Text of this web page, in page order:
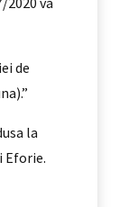
de
la
Eforie.